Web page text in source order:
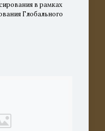
в рамках
Глобального